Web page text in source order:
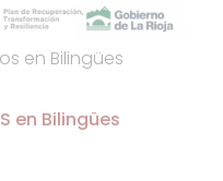
en Bilingües
en Bilingües